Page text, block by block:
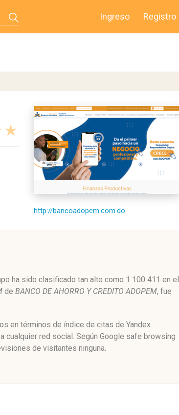
Ingreso Registro
http://bancoadopem.com.do
ha sido clasificado tan alto como 1 100 411 en el
de BANCO DE AHORRO Y CREDITO ADOPEM, fue
en términos de índice de citas de Yandex.
cualquier red social. Según Google safe browsing
de visitantes ninguna.